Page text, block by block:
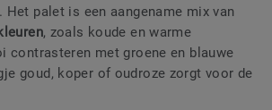
palet is een aangename mix van
, zoals koude en warme
contrasteren met groene en blauwe
goud, koper of oudroze zorgt voor de